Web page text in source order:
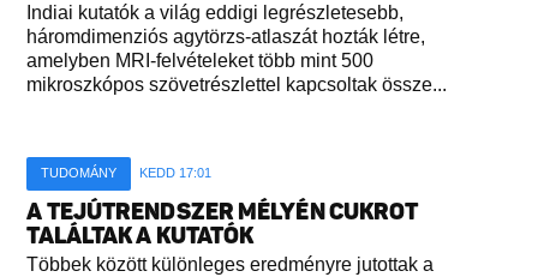
Indiai kutatók a világ eddigi legrészletesebb,
háromdimenziós agytörzs-atlaszát hozták létre,
amelyben MRI-felvételeket több mint 500
mikroszkópos szövetrészlettel kapcsoltak össze...
TUDOMÁNY KEDD 17:01
A TEJÚTRENDSZER MÉLYÉN CUKROT
TALÁLTAK A KUTATÓK
Többek között különleges eredményre jutottak a